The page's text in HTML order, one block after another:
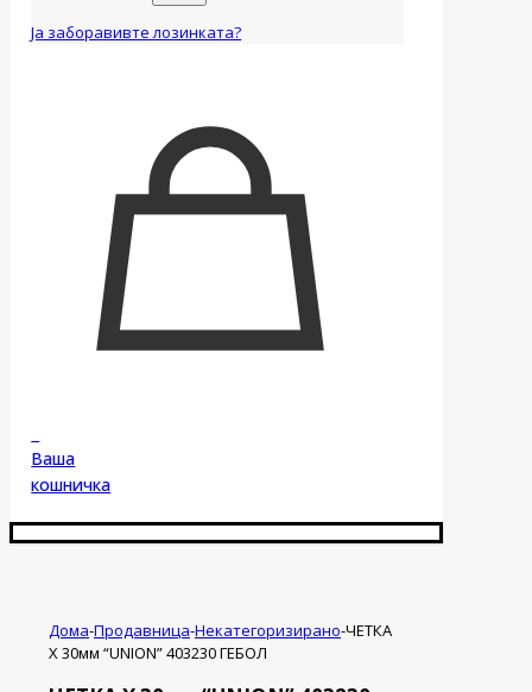
Ја заборавивте лозинката?
Ваша
кошничка
Дома-Продавница-Некатегоризирано-ЧЕТКА
Х 30мм “UNION” 403230 ГЕБОЛ